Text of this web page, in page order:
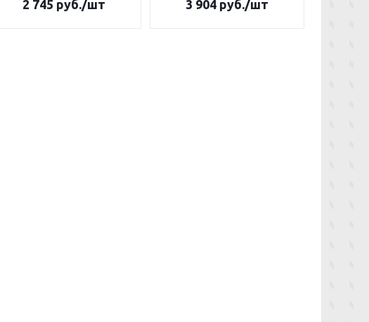
2 745 руб./шт 3 904 руб./шт